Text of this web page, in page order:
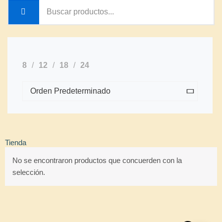
8 12 18 24
Tienda
No se encontraron productos que concuerden con la
selección.